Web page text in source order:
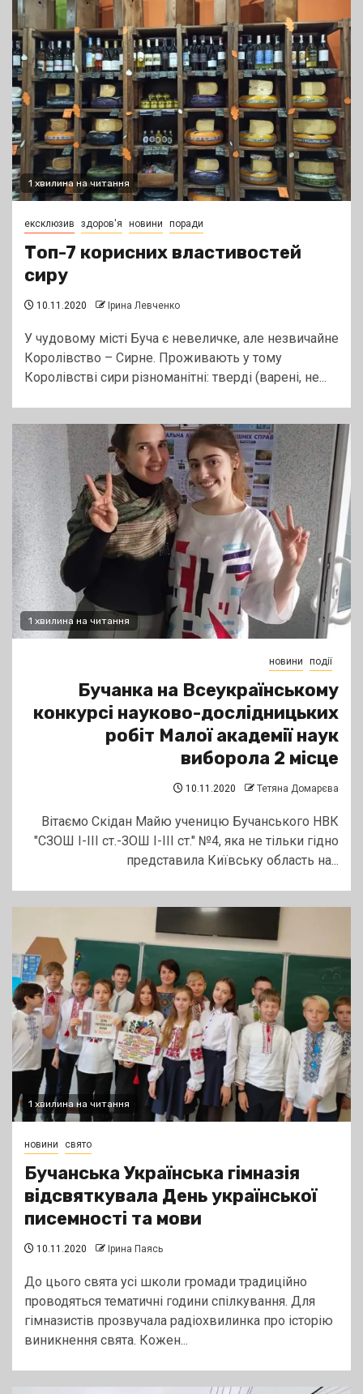
1 хвилина на читання
ексклюзив здоров'я новини поради
Топ-7 корисних властивостей
сиру
10.11.2020 Ірина Левченко
У чудовому місті Буча є невеличке, але незвичайне
Королівство – Сирне. Проживають у тому
Королівстві сири різноманітні: тверді (варені, не...
1 хвилина на читання
новини події
Бучанка на Всеукраїнському
конкурсі науково-дослідницьких
робіт Малої академії наук
виборола 2 місце
10.11.2020 Тетяна Домарєва
Вітаємо Скідан Майю ученицю Бучанського НВК
"СЗОШ І-ІІІ ст.-ЗОШ І-ІІІ ст." №4, яка не тільки гідно
представила Київську область на...
1 хвилина на читання
новини свято
Бучанська Українська гімназія
відсвяткувала День української
писемності та мови
10.11.2020 Ірина Паясь
До цього свята усі школи громади традиційно
проводяться тематичні години спілкування. Для
гімназистів прозвучала радіохвилинка про історію
виникнення свята. Кожен...